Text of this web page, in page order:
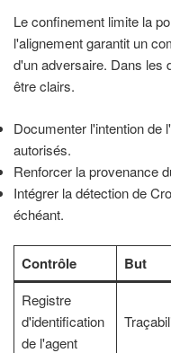
Le confinement limite la
l'alignement garantit un
d'un adversaire. Dans les
être clairs.
Documenter l'intention de
autorisés.
Renforcer la provenance
Intégrer la détection de
échéant.
Contrôle But
Registre
d'identification
de l'agent